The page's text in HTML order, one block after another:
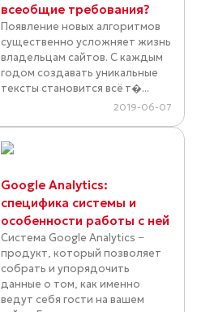
всеобщие требования?
Появление новых алгоритмов
существенно усложняет жизнь
владельцам сайтов. С каждым
годом создавать уникальные
тексты становится всё т�...
2019-06-07
Google Analytics:
специфика системы и
особенности работы с ней
Система Google Analytics −
продукт, который позволяет
собрать и упорядочить
данные о том, как именно
ведут себя гости на вашем